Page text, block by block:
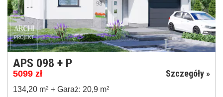
APS 098 + P
5099 zł Szczegóły »
134,20 m2 + Garaż: 20,9 m2